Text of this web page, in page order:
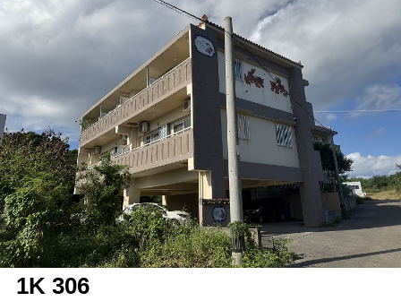
1K 306